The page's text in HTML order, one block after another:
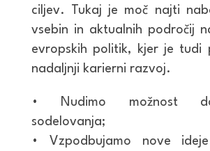
ciljev. Tukaj je moč najti
vsebin in aktualnih področij
evropskih politik, kjer je tudi
nadaljnji karierni razvoj.
• Nudimo možnost
sodelovanja;
• Vzpodbujamo nove